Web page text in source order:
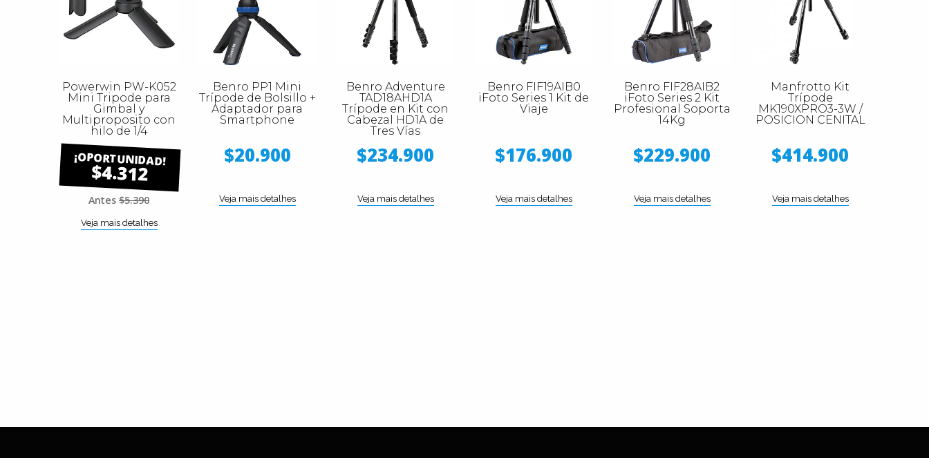
Powerwin PW-K052
Mini Tripode para
Gimbal y
Multiproposito con
hilo de 1/4
$4.312
Antes $5.390
Veja mais detalhes
Benro PP1 Mini
Trípode de Bolsillo +
Adaptador para
Smartphone
$20.900
Veja mais detalhes
Benro Adventure
TAD18AHD1A
Trípode en Kit con
Cabezal HD1A de
Tres Vías
$234.900
Veja mais detalhes
Benro FIF19AIB0
iFoto Series 1 Kit de
Viaje
$176.900
Veja mais detalhes
Benro FIF28AIB2
iFoto Series 2 Kit
Profesional Soporta
14Kg
$229.900
Veja mais detalhes
Manfrotto Kit
Trípode
MK190XPRO3-3W /
POSICION CENITAL
$414.900
Veja mais detalhes